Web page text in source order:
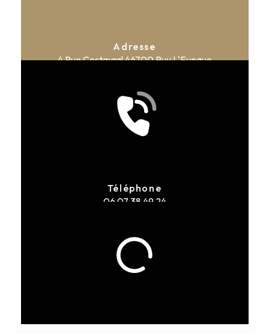
Adresse
4 Rue Costayral46700 Puy L'Eveque
Téléphone
06 07 38 49 24